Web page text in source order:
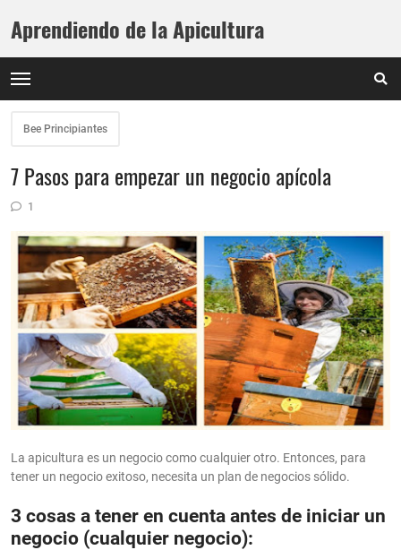
Aprendiendo de la Apicultura
Bee Principiantes
7 Pasos para empezar un negocio apícola
1
La apicultura es un negocio como cualquier otro. Entonces, para
tener un negocio exitoso, necesita un plan de negocios sólido.
3 cosas a tener en cuenta antes de iniciar un
negocio (cualquier negocio):